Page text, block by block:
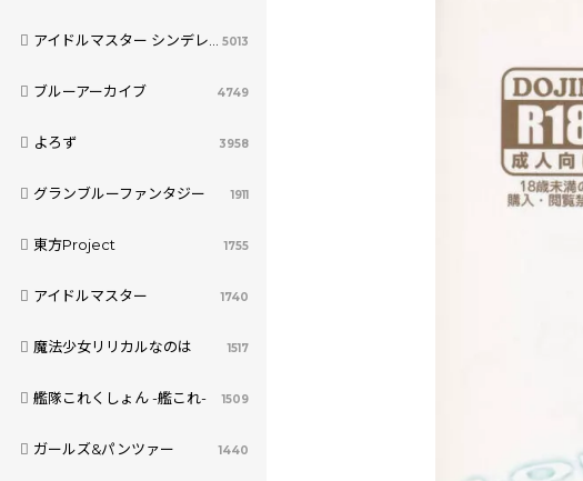
アイドルマスター シンデレラガールズ 5013
ブルーアーカイブ 4749
よろず 3958
グランブルーファンタジー 1911
東方Project 1755
アイドルマスター 1740
魔法少女リリカルなのは 1517
艦隊これくしょん -艦これ- 1509
ガールズ&パンツァー 1440